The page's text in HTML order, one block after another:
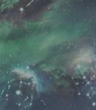
Saltar
al
contenido